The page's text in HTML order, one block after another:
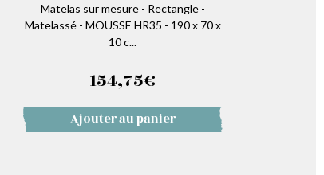
Matelas sur mesure - Rectangle -
Matelassé - MOUSSE HR35 - 190 x 70 x
10 c...
154,75€
Ajouter au panier